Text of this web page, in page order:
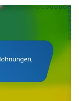
In-